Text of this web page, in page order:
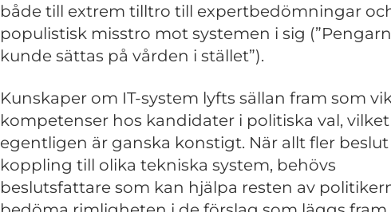
både till extrem tilltro till expertbedömningar
populistisk misstro mot systemen i sig
kunde sättas på vården i stället”).
Kunskaper om IT-system lyfts sällan fram som
kompetenser hos kandidater i politiska val, vilket
egentligen är ganska konstigt. När allt fler
koppling till olika tekniska system, behövs
beslutsfattare som kan hjälpa resten av